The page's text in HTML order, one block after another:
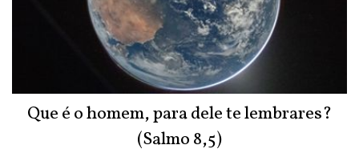
Que é o homem, para dele te lembrares?
(Salmo 8,5)